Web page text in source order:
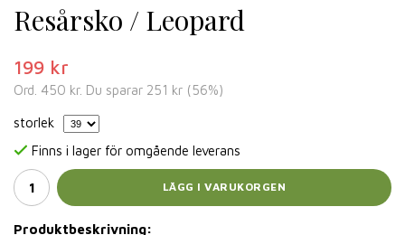
Resårsko / Leopard
199 kr
Ord. 450 kr. Du sparar 251 kr (56%)
storlek
Finns i lager för omgående leverans
LÄGG I VARUKORGEN
Produktbeskrivning: